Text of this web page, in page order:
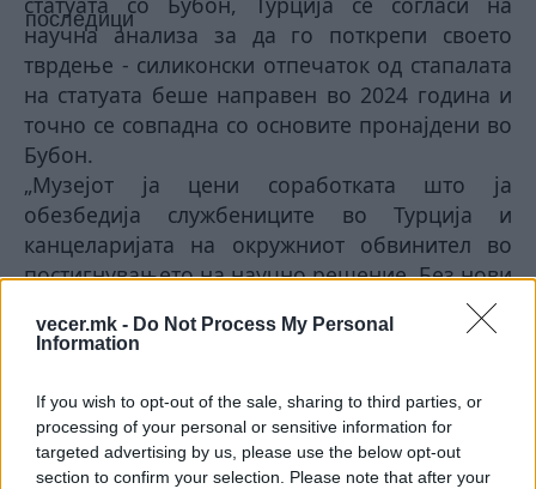
vecer.mk - Do Not Process My Personal
Information
If you wish to opt-out of the sale, sharing to third parties, or
processing of your personal or sensitive information for
targeted advertising by us, please use the below opt-out
section to confirm your selection. Please note that after your
научна анализа за да го поткрепи своето
тврдење - силиконски отпечаток од стапалата
на статуата беше направен во 2024 година и
точно се совпадна со основите пронајдени во
Бубон.
„Музејот ја цени соработката што ја
обезбедија службениците во Турција и
канцеларијата на окружниот обвинител во
постигнувањето на научно решение. Без нови
истражувања, музејот нема да може со
сигурност да утврди дека статуата некогаш
Министерот за култура и туризам на Турција,
Мехмет Нури Ерсој, ја опиша реституцијата
како „историско достигнување“, овозможено